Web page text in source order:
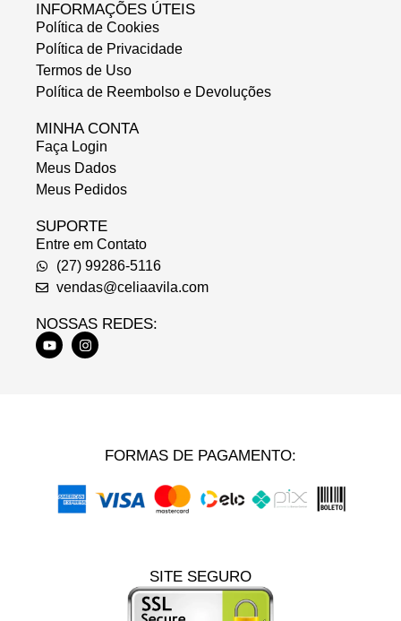
INFORMAÇÕES ÚTEIS
Política de Cookies
Política de Privacidade
Termos de Uso
Política de Reembolso e Devoluções
MINHA CONTA
Faça Login
Meus Dados
Meus Pedidos
SUPORTE
Entre em Contato
(27) 99286-5116
vendas@celiaavila.com
NOSSAS REDES:
FORMAS DE PAGAMENTO:
SITE SEGURO